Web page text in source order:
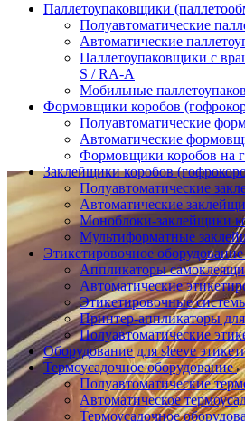
Паллетоупаковщики
Полуавтоматические
Автоматические
Паллетоупаковщики с
S / RA-A
Мобильные
Формовщики коробов
Полуавтоматические
Автоматические
Формовщики коробов на
Заклейщики коробов
Полуавтоматические
Автоматические
Моноблоки-заклейщики
Мультиформатные
Этикетировочное
Аппликаторы
Автоматические
Этикетировочные
Принтер-аппликаторы
Полуавтоматические
Оборудование для sleeve
Термоусадочное оборудование
Полуавтоматические
Автоматическое
Термоусадочное